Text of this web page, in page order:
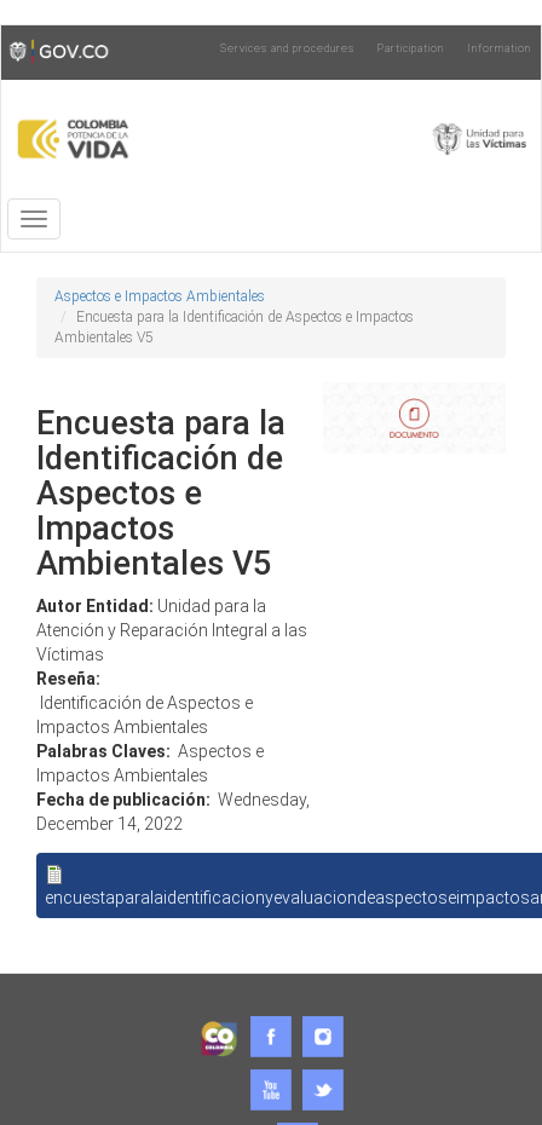
Skip
to
main
Toggle
high
contrast
Services and procedures Participation Information
Toggle
navigation
Aspectos e Impactos Ambientales
Encuesta para la Identificación de Aspectos e Impactos
Ambientales V5
Encuesta para la
Identificación de
Aspectos e
Impactos
Ambientales V5
Autor Entidad: Unidad para la
Atención y Reparación Integral a las
Víctimas
Reseña:
Identificación de Aspectos e
Impactos Ambientales
Palabras Claves: Aspectos e
Impactos Ambientales
Fecha de publicación: Wednesday,
December 14, 2022